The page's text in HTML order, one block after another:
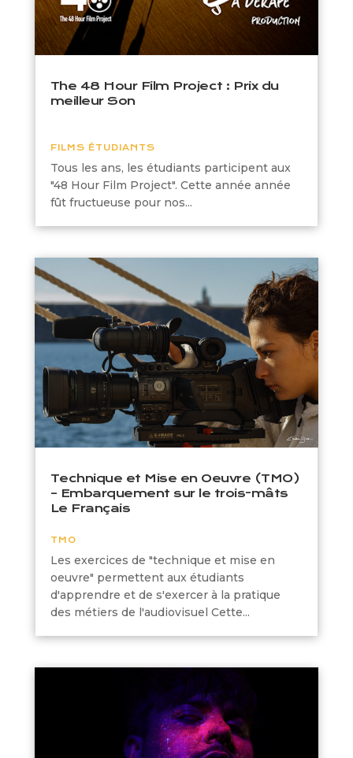
The 48 Hour Film Project : Prix du
meilleur Son
FILMS ÉTUDIANTS
Tous les ans, les étudiants participent aux
"48 Hour Film Project". Cette année année
fût fructueuse pour nos...
Technique et Mise en Oeuvre (TMO)
– Embarquement sur le trois-mâts
Le Français
TMO
Les exercices de "technique et mise en
oeuvre" permettent aux étudiants
d'apprendre et de s'exercer à la pratique
des métiers de l'audiovisuel Cette...